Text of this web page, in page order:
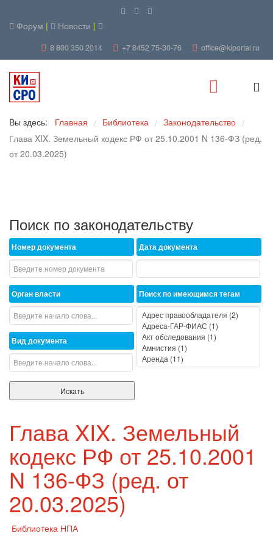
Форум | Новости |
8 800 350 2014 +7 8452 75-30-76 office@kiportal.ru
Вы здесь: Главная / Библиотека / Законодательство /
Глава XIX. Земельный кодекс РФ от 25.10.2001 N 136-ФЗ (ред.
от 20.03.2025)
Поиск по законодательству
Номер документа
Орган власти
Вид документа
Дата документа
Поиск по имеющимся тегам
Глава XIX. Земельный
кодекс РФ от 25.10.2001
N 136-ФЗ (ред. от
20.03.2025)
Библиотека НПА